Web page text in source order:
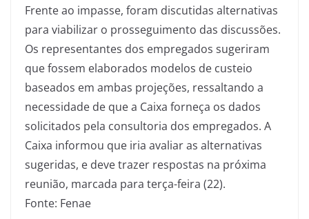
Frente ao impasse, foram discutidas alternativas
para viabilizar o prosseguimento das discussões.
Os representantes dos empregados sugeriram
que fossem elaborados modelos de custeio
baseados em ambas projeções, ressaltando a
necessidade de que a Caixa forneça os dados
solicitados pela consultoria dos empregados. A
Caixa informou que iria avaliar as alternativas
sugeridas, e deve trazer respostas na próxima
reunião, marcada para terça-feira (22).
Fonte: Fenae